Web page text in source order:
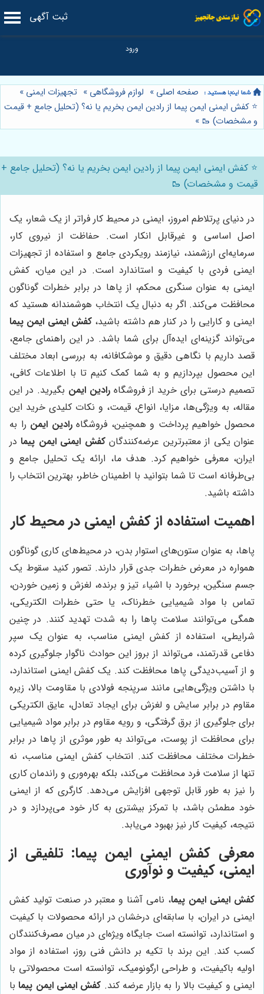
ثبت آگهی
صفحه اصلی » لوازم فروشگاهی » تجهیزات ایمنی »
⭐️ کفش ایمنی ایمن پیما از رادین ایمن بخریم یا نه؟ (تحلیل جامع + قیمت
و مشخصات) 🥾 »
⭐️ کفش ایمنی ایمن پیما از رادین ایمن بخریم یا نه؟ (تحلیل جامع +
قیمت و مشخصات) 🥾
در دنیای پرتلاطم امروز، ایمنی در محیط کار فراتر از یک شعار، یک
اصل اساسی و غیرقابل انکار است. حفاظت از نیروی کار،
سرمایه‌ای ارزشمند، نیازمند رویکردی جامع و استفاده از تجهیزات
ایمنی فردی با کیفیت و استاندارد است. در این میان، کفش
ایمنی به عنوان سنگری محکم، از پاها در برابر خطرات گوناگون
محافظت می‌کند. اگر به دنبال یک انتخاب هوشمندانه هستید که
ایمنی و کارایی را در کنار هم داشته باشید، کفش ایمنی ایمن پیما
می‌تواند گزینه‌ای ایده‌آل برای شما باشد. در این راهنمای جامع،
قصد داریم با نگاهی دقیق و موشکافانه، به بررسی ابعاد مختلف
این محصول بپردازیم و به شما کمک کنیم تا با اطلاعات کافی،
تصمیم درستی برای خرید از فروشگاه رادین ایمن بگیرید. در این
مقاله، به ویژگی‌ها، مزایا، انواع، قیمت، و نکات کلیدی خرید این
محصول خواهیم پرداخت و همچنین، فروشگاهرادین ایمن را به
عنوان یکی از معتبرترین عرضه‌کنندگانکفش ایمنی ایمن پیمادر
ایران، معرفی خواهیم کرد. هدف ما، ارائه یک تحلیل جامع و
بی‌طرفانه است تا شما بتوانید با اطمینان خاطر، بهترین انتخاب را
داشته باشید.
اهمیت استفاده از کفش ایمنی در محیط کار
پاها، به عنوان ستون‌های استوار بدن، در محیط‌های کاری گوناگون
همواره در معرض خطرات جدی قرار دارند. تصور کنید سقوط یک
جسم سنگین، برخورد با اشیاء تیز و برنده، لغزش و زمین خوردن،
تماس با مواد شیمیایی خطرناک، یا حتی خطرات الکتریکی،
همگی می‌توانند سلامت پاها را به شدت تهدید کنند. در چنین
شرایطی، استفاده از کفش ایمنی مناسب، به عنوان یک سپر
دفاعی قدرتمند، می‌تواند از بروز این حوادث ناگوار جلوگیری کرده
و از آسیب‌دیدگی پاها محافظت کند. یک کفش ایمنی استاندارد،
با داشتن ویژگی‌هایی مانند سرپنجه فولادی با مقاومت بالا، زیره
مقاوم در برابر سایش و لغزش برای ایجاد تعادل، عایق الکتریکی
برای جلوگیری از برق گرفتگی، و رویه مقاوم در برابر مواد شیمیایی
برای محافظت از پوست، می‌تواند به طور موثری از پاها در برابر
خطرات مختلف محافظت کند. انتخاب کفش ایمنی مناسب، نه
تنها از سلامت فرد محافظت می‌کند، بلکه بهره‌وری و راندمان کاری
را نیز به طور قابل توجهی افزایش می‌دهد. کارگری که از ایمنی
خود مطمئن باشد، با تمرکز بیشتری به کار خود می‌پردازد و در
نتیجه، کیفیت کار نیز بهبود می‌یابد.
معرفی کفش ایمنی ایمن پیما: تلفیقی از
ایمنی، کیفیت و نوآوری
کفش ایمنی ایمن پیما، نامی آشنا و معتبر در صنعت تولید کفش
ایمنی در ایران، با سابقه‌ای درخشان در ارائه محصولات با کیفیت
و استاندارد، توانسته است جایگاه ویژه‌ای در میان مصرف‌کنندگان
کسب کند. این برند با تکیه بر دانش فنی روز، استفاده از مواد
اولیه باکیفیت، و طراحی ارگونومیک، توانسته است محصولاتی با
ایمنی و کیفیت بالا را به بازار عرضه کند. کفش ایمنی ایمن پیمابا